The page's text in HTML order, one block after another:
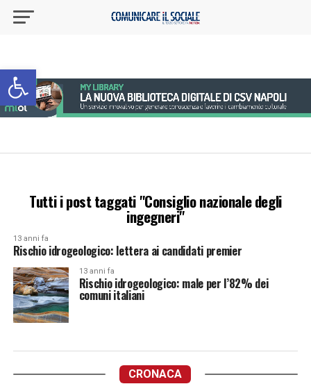
Apri la barra degli strumenti
Tutti i post taggati "Consiglio nazionale degli
ingegneri"
13 anni fa
Rischio idrogeologico: lettera ai candidati premier
13 anni fa
Rischio idrogeologico: male per l’82% dei
comuni italiani
CRONACA